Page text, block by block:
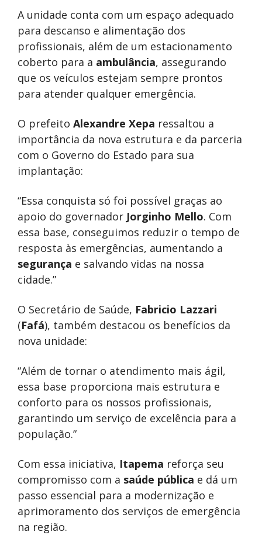
A unidade conta com um espaço adequado
para descanso e alimentação dos
profissionais, além de um estacionamento
coberto para a ambulância, assegurando
que os veículos estejam sempre prontos
para atender qualquer emergência.
O prefeito Alexandre Xepa ressaltou a
importância da nova estrutura e da parceria
com o Governo do Estado para sua
implantação:
“Essa conquista só foi possível graças ao
apoio do governador Jorginho Mello. Com
essa base, conseguimos reduzir o tempo de
resposta às emergências, aumentando a
segurança e salvando vidas na nossa
cidade.”
O Secretário de Saúde, Fabricio Lazzari
(Fafá), também destacou os benefícios da
nova unidade:
“Além de tornar o atendimento mais ágil,
essa base proporciona mais estrutura e
conforto para os nossos profissionais,
garantindo um serviço de excelência para a
população.”
Com essa iniciativa, Itapema reforça seu
compromisso com a saúde pública e dá um
passo essencial para a modernização e
aprimoramento dos serviços de emergência
na região.